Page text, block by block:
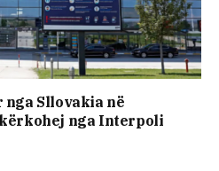
nga Sllovakia në
nga Interpoli